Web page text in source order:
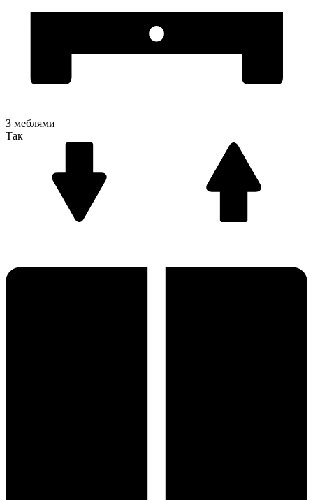
З меблями
Так